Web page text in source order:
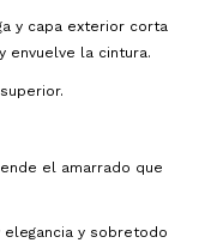
y capa exterior corta
envuelve la cintura.
el amarrado que
y sobretodo